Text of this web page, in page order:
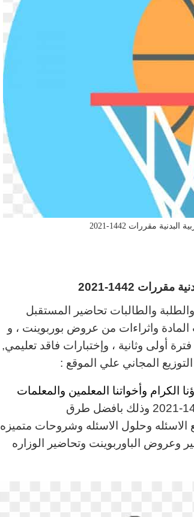
مقررات 1442-2021
1442-2021
والطالبات تحاضير المستقبل
واثراءات من عروض بوربوينت ، و
أولى وثانية ، وإختبارات فاقد تعليمي,
المجاني علي الموقع :
وأخواتنا المعلمين والمعلمات
1442-2021 وذلك بافضل طرق
وحلول الاسئله وشروحات متميزه
وعروض الباوربوينت وتحاضير الوزاره